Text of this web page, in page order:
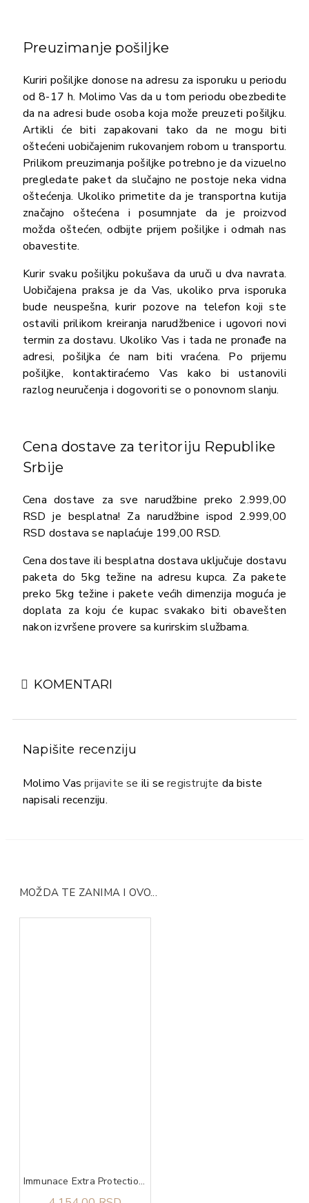
Preuzimanje pošiljke
Kuriri pošiljke donose na adresu za isporuku u periodu
od 8-17 h. Molimo Vas da u tom periodu obezbedite
da na adresi bude osoba koja može preuzeti pošiljku.
Artikli će biti zapakovani tako da ne mogu biti
oštećeni uobičajenim rukovanjem robom u transportu.
Prilikom preuzimanja pošiljke potrebno je da vizuelno
pregledate paket da slučajno ne postoje neka vidna
oštećenja. Ukoliko primetite da je transportna kutija
značajno oštećena i posumnjate da je proizvod
možda oštećen, odbijte prijem pošiljke i odmah nas
obavestite.
Kurir svaku pošiljku pokušava da uruči u dva navrata.
Uobičajena praksa je da Vas, ukoliko prva isporuka
bude neuspešna, kurir pozove na telefon koji ste
ostavili prilikom kreiranja narudžbenice i ugovori novi
termin za dostavu. Ukoliko Vas i tada ne pronađe na
adresi, pošiljka će nam biti vraćena. Po prijemu
pošiljke, kontaktiraćemo Vas kako bi ustanovili
razlog neuručenja i dogovoriti se o ponovnom slanju.
Cena dostave za teritoriju Republike
Srbije
Cena dostave za sve narudžbine preko 2.999,00
RSD je besplatna! Za narudžbine ispod 2.999,00
RSD dostava se naplaćuje 199,00 RSD.
Cena dostave ili besplatna dostava uključuje dostavu
paketa do 5kg težine na adresu kupca. Za pakete
preko 5kg težine i pakete većih dimenzija moguća je
doplata za koju će kupac svakako biti obavešten
nakon izvršene provere sa kurirskim službama.
KOMENTARI
Napišite recenziju
Molimo Vasprijavite se ili seregistrujte da biste
napisali recenziju.
MOŽDA TE ZANIMA I OVO...
Immunace Extra Protection Vitabiotics 30 tableta